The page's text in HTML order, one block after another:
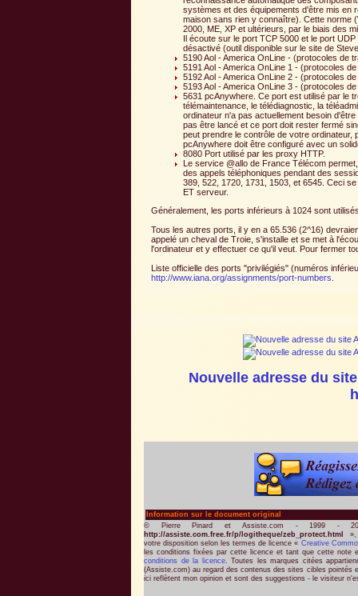
systèmes et des équipements d'être mis en
maison sans rien y connaître). Cette norme
2000, ME, XP et ultérieurs, par le biais des
Il écoute sur le port TCP 5000 et le port
désactivé (outil disponible sur le site de
5190 Aol - America OnLine - (protocoles de
5191 Aol - America OnLine 1 - (protocoles
5192 Aol - America OnLine 2 - (protocoles
5193 Aol - America OnLine 3 - (protocoles
5631 pcAnywhere. Ce port est utilisé par le
télémaintenance, le télédiagnostic, la
ordinateur n'a pas actuellement besoin
pas être lancé et ce port doit rester fermé
peut prendre le contrôle de votre
pcAnywhere doit être configuré avec un
8080 Port utilisé par les proxy HTTP.
Le service @allo de France Télécom
des appels téléphoniques pendant des
389, 522, 1720, 1731, 1503, et 6545. Ceci
ET serveur.
Généralement, les ports inférieurs à 1024 sont
Tous les autres ports, il y en a 65.536 (2^16)
appelé un cheval de Troie, s'installe et se met à
l'ordinateur et y effectuer ce qu'il veut. Pour fermer
Liste officielle des ports "privilégiés" (numéros
http://www.iana.org/assignments/port-numbers.
Nouvelle adresse du
Information sur le document original
© Pierre Pinard et Assiste.com - 1999 -
http://assiste.com.free.fr/p/logitheque/zeb_protect.html
»,
votre disposition selon les termes de licence « Creative
les conditions fixées par cette licence et tant que cette note
conditions de la licence. Toutes les marques citées
(Assiste.com) au regard des contenus des sites cibles pointés
ici reflètent mon opinion et sont des suggestions - le visiteur